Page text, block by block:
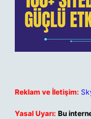
Reklam ve İletişim:
Yasal Uyarı: Bu